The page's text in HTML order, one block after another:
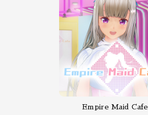
Empire Maid Cafe